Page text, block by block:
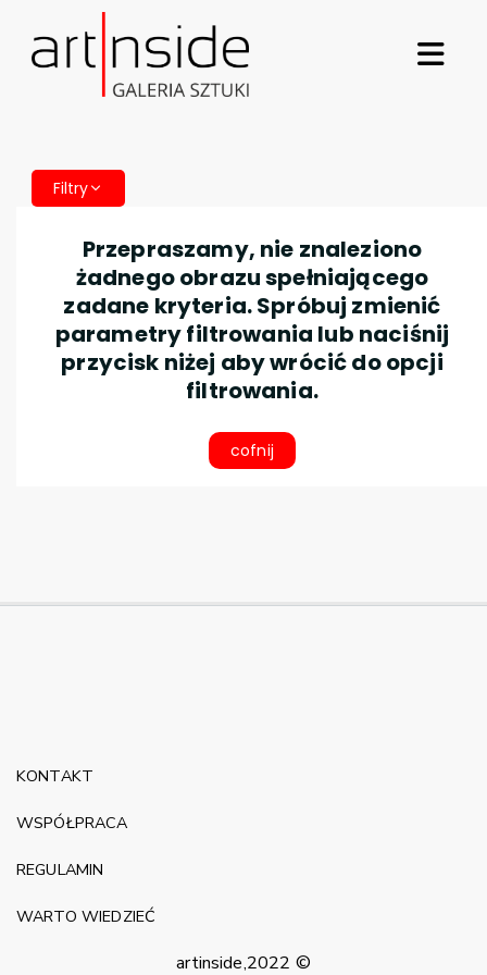
Filtry
Przepraszamy, nie znaleziono
żadnego obrazu spełniającego
zadane kryteria. Spróbuj zmienić
parametry filtrowania lub naciśnij
przycisk niżej aby wrócić do opcji
filtrowania.
cofnij
artinside,2022 ©
KONTAKT
WSPÓŁPRACA
REGULAMIN
WARTO WIEDZIEĆ